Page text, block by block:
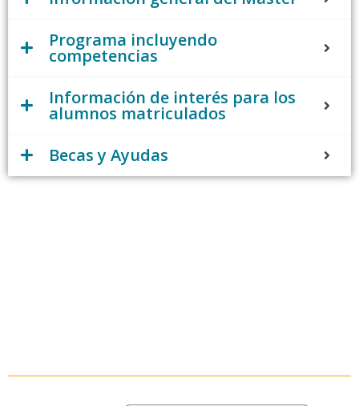
Programa incluyendo
competencias
Información de interés para los
alumnos matriculados
Becas y Ayudas